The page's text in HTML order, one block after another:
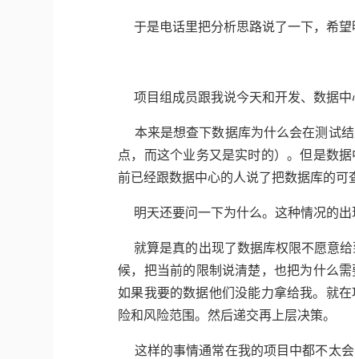
于是电话里把分析思路说了一下，希望
项目组成员跟我说今天和开发、数据中
本来是想查下数据库为什么会在测试
点，而这个业务又是实时的）。但是数
前已经跟数据中心的人说了把数据库的可
明天还要问一下为什么。这种情况的出
就算是真的出现了数据库权限不愿意
候，把当前的限制说清楚，也把为什么
如果我要的数据他们没能力拿给我。就
险和风险范围。然后递交再上层决策。
这样的事情通常在我的项目中都不太